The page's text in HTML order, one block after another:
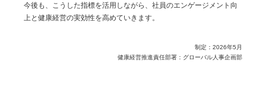
今後も、こうした指標を活用しながら、社員のエンゲージメント向
上と健康経営の実効性を高めていきます。
制定：2026年5月
健康経営推進責任部署：グローバル人事企画部